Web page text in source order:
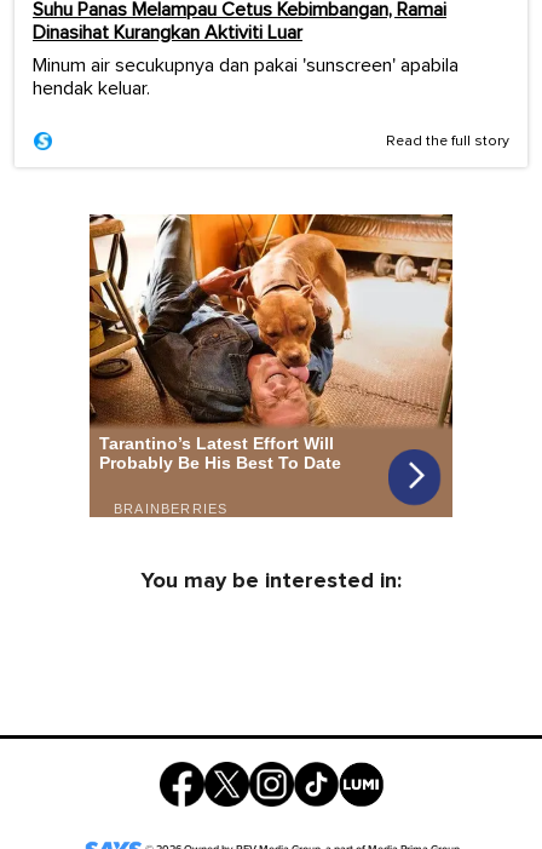
Suhu Panas Melampau Cetus Kebimbangan, Ramai
Dinasihat Kurangkan Aktiviti Luar
Minum air secukupnya dan pakai 'sunscreen' apabila
hendak keluar.
Read the full story
You may be interested in: